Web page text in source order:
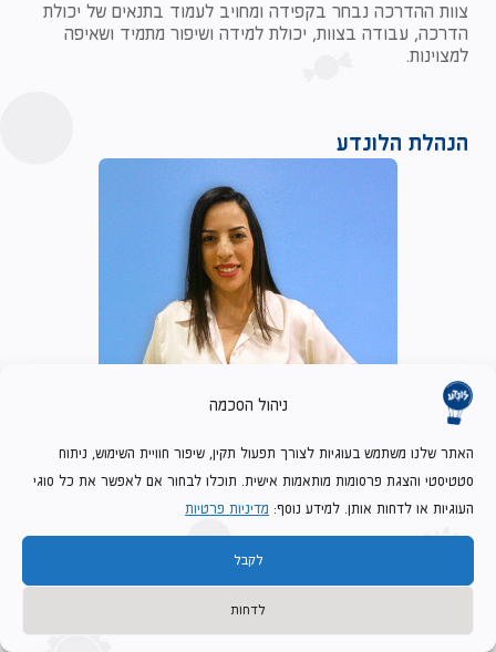
ניהול הסכמה
האתר שלנו משתמש בעוגיות לצורך תפעול תקין, שיפור חוויית השימוש, ניתוח
סטטיסטי והצגת פרסומות מותאמות אישית. תוכלו לבחור אם לאפשר את כל סוגי
העוגיות או לדחות אותן. למידע נוסף: מדיניות פרטיות
לקבל
לדחות
צוות ההדרכה נבחר בקפידה ומחויב לעמוד בתנאים של יכולת
הדרכה, עבודה בצוות, יכולת למידה ושיפור מתמיד ושאיפה
למצוינות.
הנהלת הלונדע
מנהלת המוזיאון